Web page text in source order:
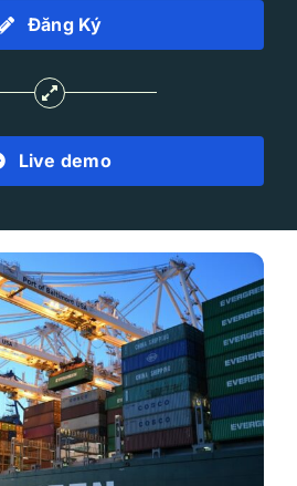
Đăng Ký
Live demo